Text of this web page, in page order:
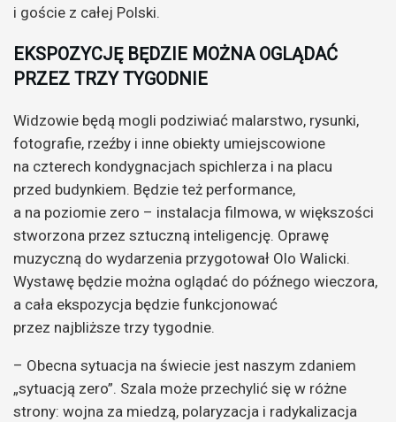
i goście z całej Polski.
EKSPOZYCJĘ BĘDZIE MOŻNA OGLĄDAĆ
PRZEZ TRZY TYGODNIE
Widzowie będą mogli podziwiać malarstwo, rysunki,
fotografie, rzeźby i inne obiekty umiejscowione
na czterech kondygnacjach spichlerza i na placu
przed budynkiem. Będzie też performance,
a na poziomie zero – instalacja filmowa, w większości
stworzona przez sztuczną inteligencję. Oprawę
muzyczną do wydarzenia przygotował Olo Walicki.
Wystawę będzie można oglądać do późnego wieczora,
a cała ekspozycja będzie funkcjonować
przez najbliższe trzy tygodnie.
– Obecna sytuacja na świecie jest naszym zdaniem
„sytuacją zero”. Szala może przechylić się w różne
strony: wojna za miedzą, polaryzacja i radykalizacja